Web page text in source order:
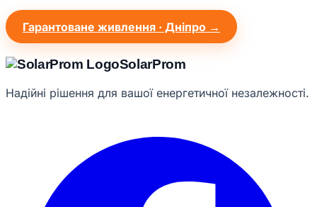
Гарантоване живлення · Дніпро →
SolarProm
Надійні рішення для вашої енергетичної незалежності.